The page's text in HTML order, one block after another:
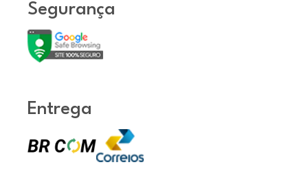
Segurança
Entrega